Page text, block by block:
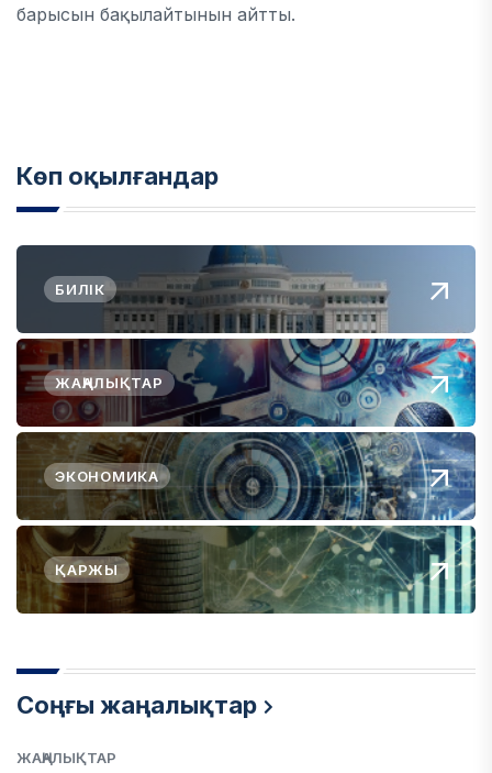
барысын бақылайтынын айтты.
Көп оқылғандар
БИЛІК
ЖАҢАЛЫҚТАР
ЭКОНОМИКА
ҚАРЖЫ
Соңғы жаңалықтар
ЖАҢАЛЫҚТАР